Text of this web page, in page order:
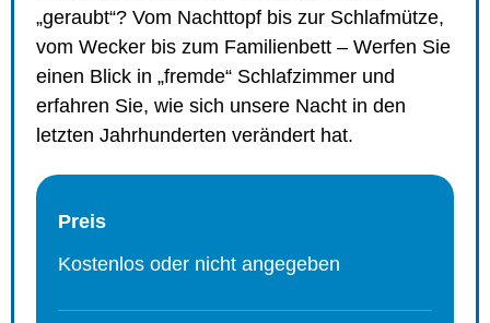
„geraubt“? Vom Nachttopf bis zur Schlafmütze,
vom Wecker bis zum Familienbett – Werfen Sie
einen Blick in „fremde“ Schlafzimmer und
erfahren Sie, wie sich unsere Nacht in den
letzten Jahrhunderten verändert hat.
Preis
Kostenlos oder nicht angegeben